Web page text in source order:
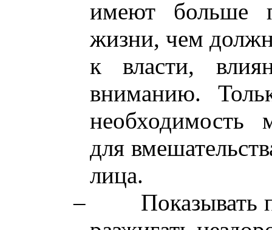
имеют больше
жизни, чем
к власти,
вниманию.
необходимость
для
лица.
–
Показывать